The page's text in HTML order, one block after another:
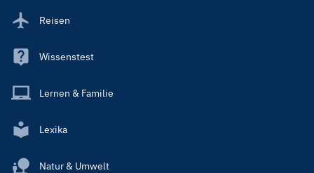
Reisen
Wissenstest
Lernen & Familie
Lexika
Natur & Umwelt